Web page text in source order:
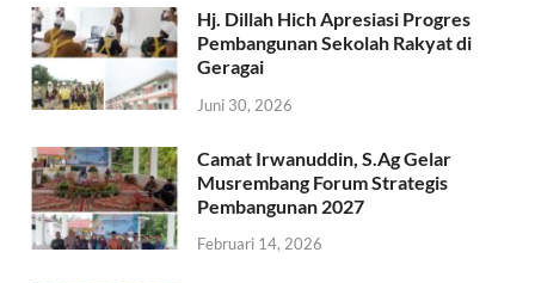
Hj. Dillah Hich Apresiasi Progres
Pembangunan Sekolah Rakyat di
Geragai
Juni 30, 2026
Camat Irwanuddin, S.Ag Gelar
Musrembang Forum Strategis
Pembangunan 2027
Februari 14, 2026